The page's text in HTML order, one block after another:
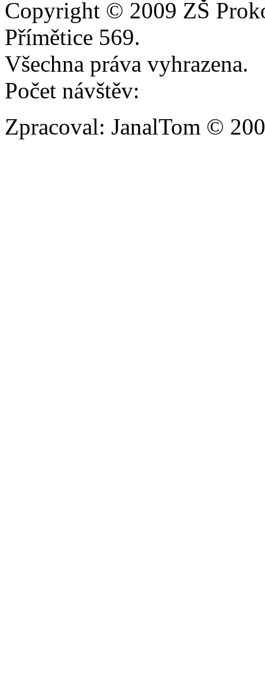
Copyright © 2009 ZŠ
Přímětice 569.
Všechna práva vyhrazena.
Počet návštěv:
Zpracoval: JanalTom ©